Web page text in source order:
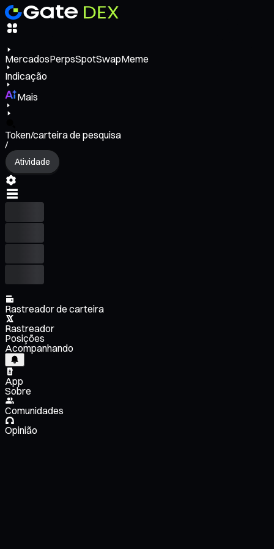
MercadosPerpsSpotSwapMeme
Indicação
Mais
Token/carteira de pesquisa
/
Atividade
Rastreador de carteira
Rastreador
Posições
Acompanhando
App
Sobre
Comunidades
Opinião